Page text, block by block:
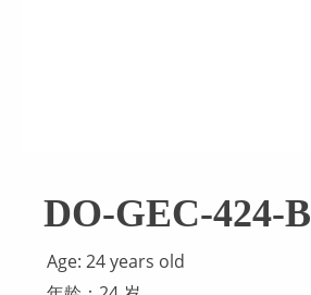
DO-GEC-424-B
Age: 24 years old